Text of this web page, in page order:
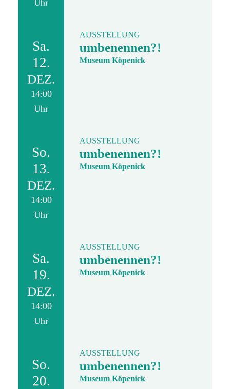
Uhr
Sa.
12.
DEZ.
14:00
Uhr
AUSSTELLUNG
umbenennen?!
Museum Köpenick
So.
13.
DEZ.
14:00
Uhr
AUSSTELLUNG
umbenennen?!
Museum Köpenick
Sa.
19.
DEZ.
14:00
Uhr
AUSSTELLUNG
umbenennen?!
Museum Köpenick
So.
20.
AUSSTELLUNG
umbenennen?!
Museum Köpenick